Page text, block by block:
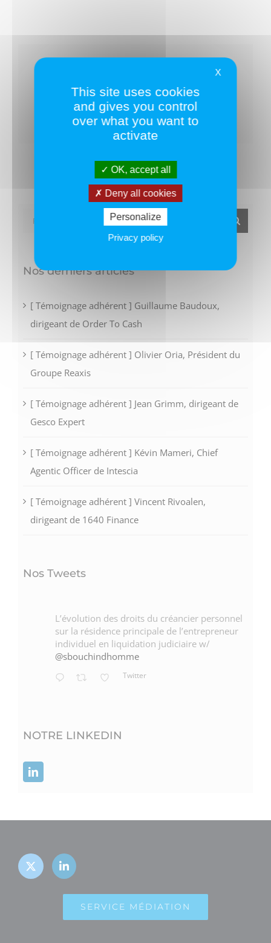
FacebookTwitter LinkedIn
Rechercher:
Nos derniers articles
[ Témoignage adhérent ] Guillaume Baudoux,
dirigeant de Order To Cash
[ Témoignage adhérent ] Olivier Oria, Président du
Groupe Reaxis
[ Témoignage adhérent ] Jean Grimm, dirigeant de
Gesco Expert
[ Témoignage adhérent ] Kévin Mameri, Chief
Agentic Officer de Intescia
[ Témoignage adhérent ] Vincent Rivoalen,
dirigeant de 1640 Finance
Nos Tweets
L’évolution des droits du créancier personnel
sur la résidence principale de l’entrepreneur
individuel en liquidation judiciaire w/
@sbouchindhomme
Twitter
NOTRE LINKEDIN
SERVICE MÉDIATION
X
This site uses cookies
and gives you control
over what you want to
activate
OK, accept all
Deny all cookies
Personalize
Privacy policy